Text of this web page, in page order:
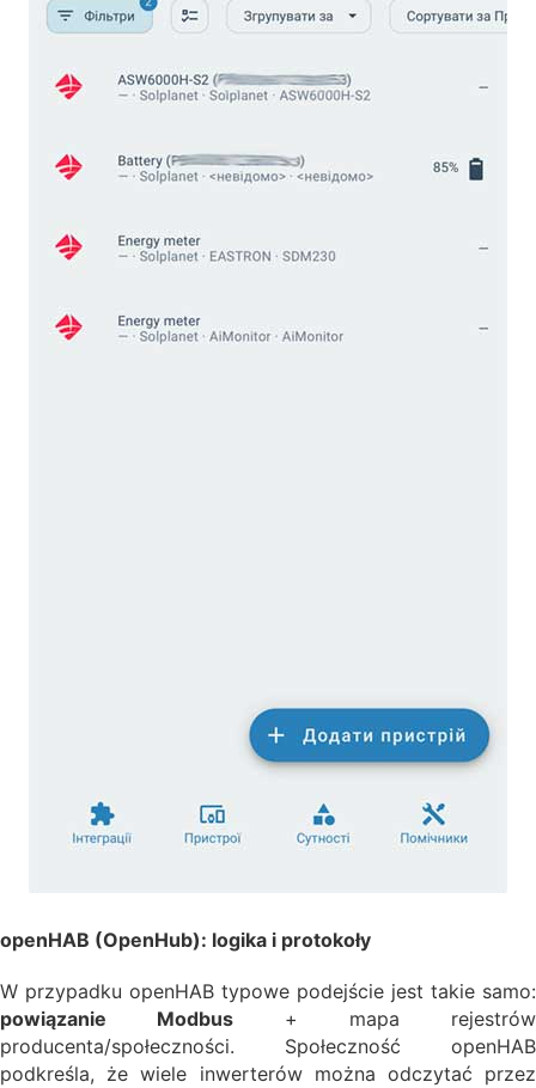
openHAB (OpenHub): logika i protokoły
W przypadku openHAB typowe podejście jest takie samo:
powiązanie Modbus + mapa rejestrów
producenta/społeczności. Społeczność openHAB
podkreśla, że wiele inwerterów można odczytać przez